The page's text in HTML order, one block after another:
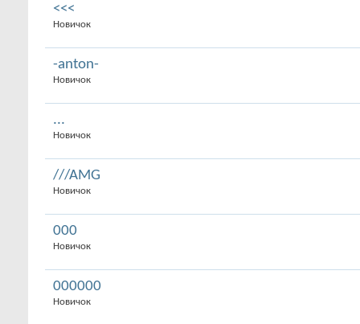
<<<
Новичок
-anton-
Новичок
...
Новичок
///AMG
Новичок
000
Новичок
000000
Новичок